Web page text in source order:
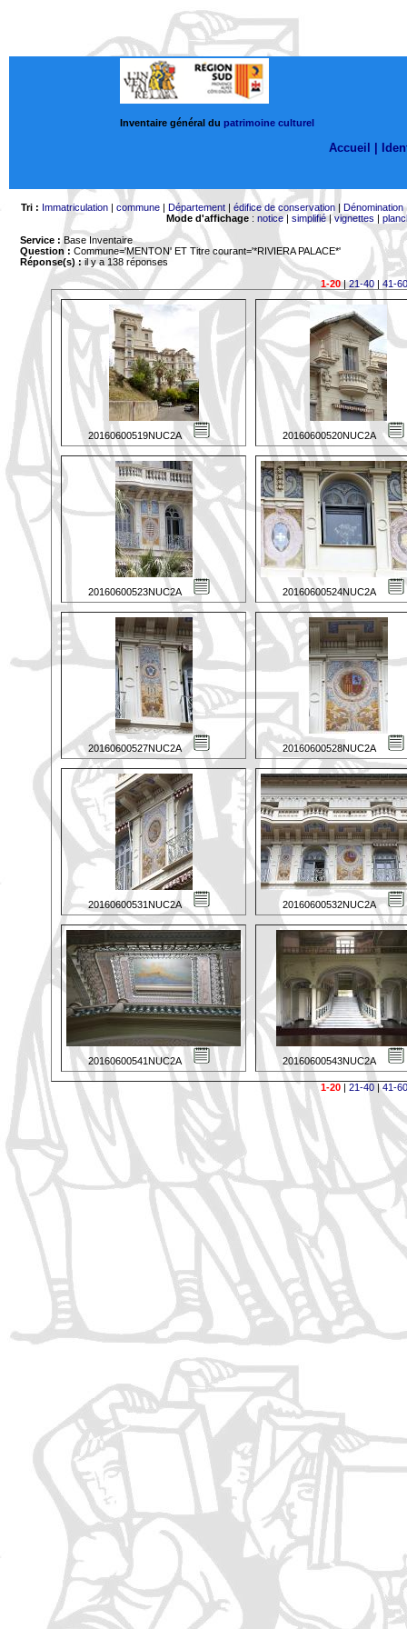
Inventaire général du patrimoine culturel
Accueil |
Tri : Immatriculation| commune| Département| édifice de conservation| Dénomination
Mode d'affichage: notice| simplifié|vignettes |
Service : Base Inventaire
Question : Commune='MENTON' ET Titre courant='*RIVIERA PALACE*'
Réponse(s) :il y a 138 réponses
1-20|21-40 | 41-60
20160600519NUC2A 20160600520NUC2A
20160600523NUC2A 20160600524NUC2A
20160600527NUC2A 20160600528NUC2A
20160600531NUC2A 20160600532NUC2A
20160600541NUC2A 20160600543NUC2A
1-20 | 21-40 |41-60